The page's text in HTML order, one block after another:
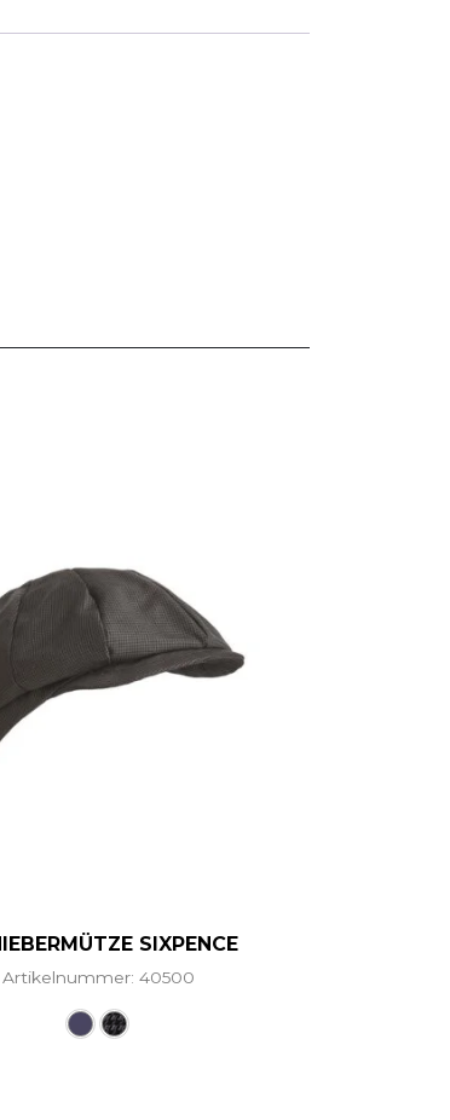
SIXPENCE
Artikelnummer: 40500